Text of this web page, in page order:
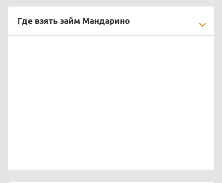
Где взять займ Мандарино